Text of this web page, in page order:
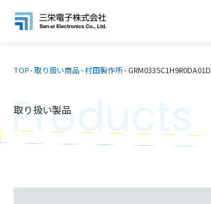
TOP-取り扱い商品-村田製作所-GRM0335C1H9R0DA01D
取り扱い製品
Products